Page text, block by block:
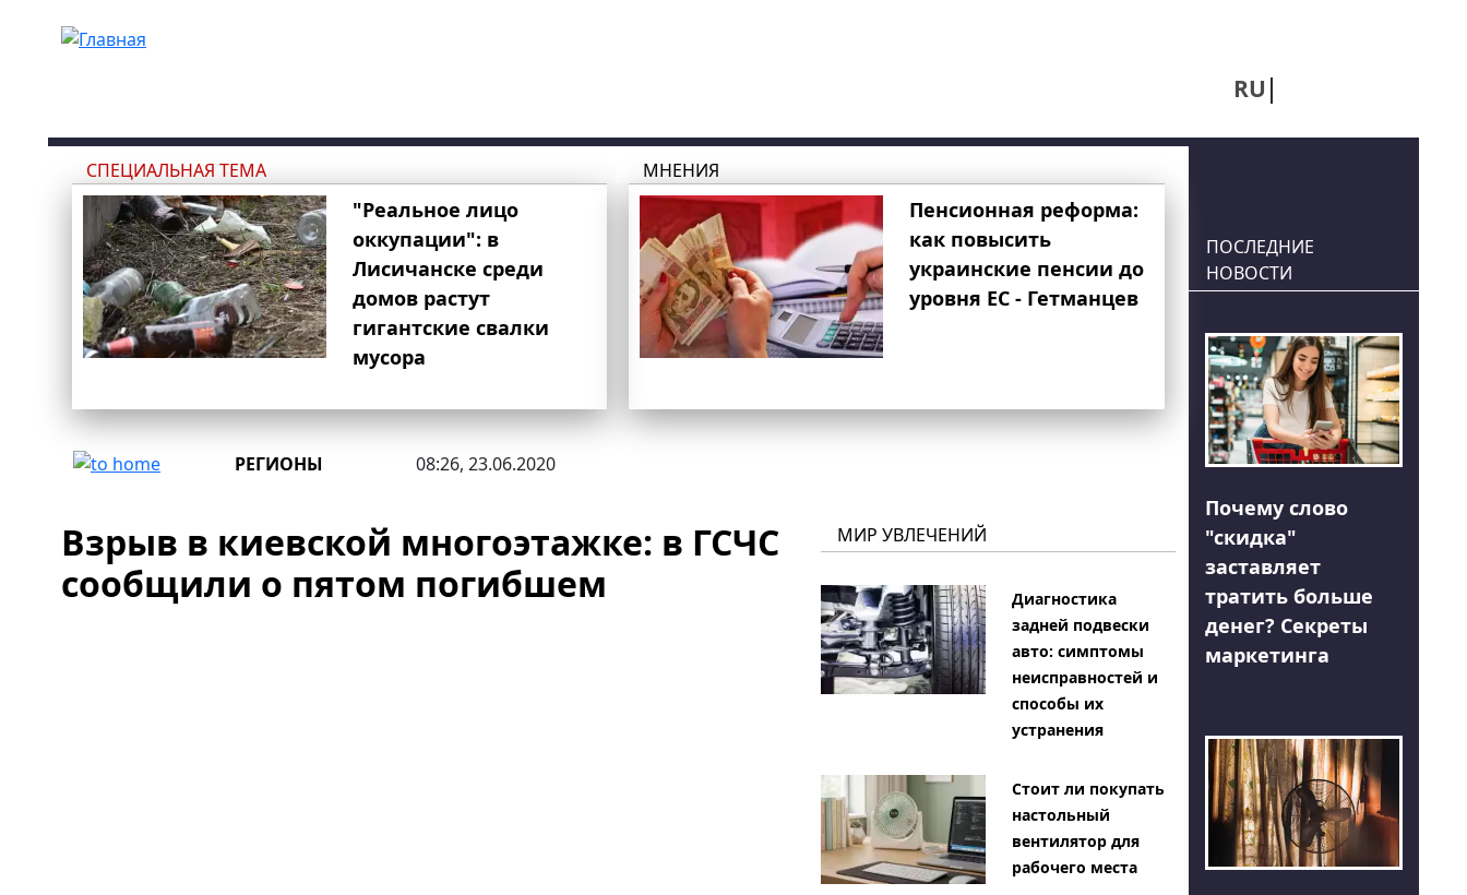
RU
СПЕЦИАЛЬНАЯ ТЕМА
"Реальное лицо
оккупации": в
Лисичанске среди
домов растут
гигантские свалки
мусора
МНЕНИЯ
Пенсионная реформа:
как повысить
украинские пенсии до
уровня ЕС - Гетманцев
РЕГИОНЫ 08:26, 23.06.2020
Взрыв в киевской многоэтажке: в ГСЧС
сообщили о пятом погибшем
МИР УВЛЕЧЕНИЙ
Диагностика
задней подвески
авто: симптомы
неисправностей и
способы их
устранения
Стоит ли покупать
настольный
вентилятор для
рабочего места
ПОСЛЕДНИЕ
НОВОСТИ
Почему слово
"скидка"
заставляет
тратить больше
денег? Секреты
маркетинга